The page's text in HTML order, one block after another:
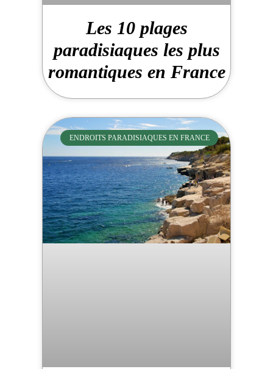
Les 10 plages
paradisiaques les plus
romantiques en France
ENDROITS PARADISIAQUES EN FRANCE